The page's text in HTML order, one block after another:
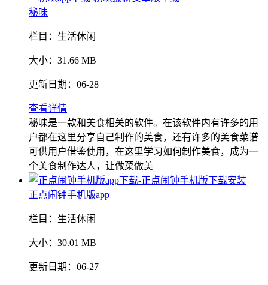
秘味
栏目： 生活休闲
大小： 31.66 MB
更新日期： 06-28
查看详情
秘味是一款和美食相关的软件。在该软件内有许多的用
户都在这里分享自己制作的美食，还有许多的美食菜谱
可供用户借鉴使用，在这里学习如何制作美食，成为一
个美食制作达人，让做菜做美
正点闹钟手机版app
栏目： 生活休闲
大小： 30.01 MB
更新日期： 06-27